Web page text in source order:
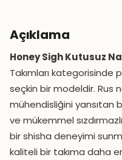
Açıklama
Honey Sigh Kutusuz
Takımları
seçkin bir modeldir. Rus
mühendisliğini yansıtan
ve mükemmel
bir shisha deneyimi
kaliteli bir takıma daha